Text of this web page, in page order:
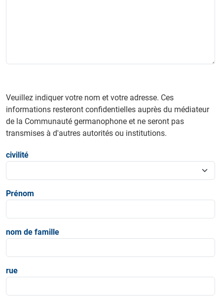
Veuillez indiquer votre nom et votre adresse. Ces
informations resteront confidentielles auprès du médiateur
de la Communauté germanophone et ne seront pas
transmises à d'autres autorités ou institutions.
civilité
Prénom
nom de famille
rue